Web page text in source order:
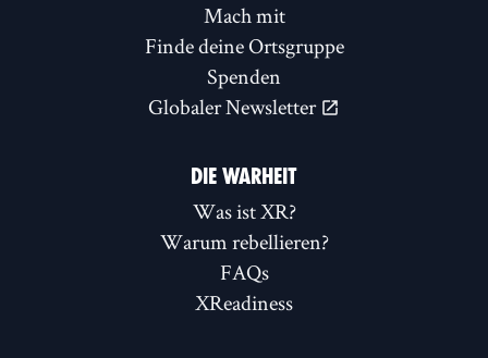
Mach mit
Finde deine Ortsgruppe
Spenden
Globaler Newsletter
DIE WARHEIT
Was ist XR?
Warum rebellieren?
FAQs
XReadiness